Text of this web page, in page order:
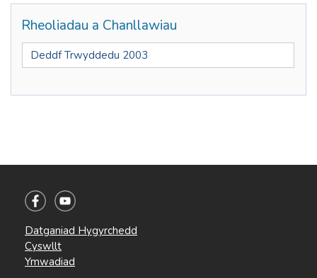
Rheoliadau a Chanllawiau
Deddf Trwyddedu 2003
Datganiad Hygyrchedd
Cyswllt
Ymwadiad